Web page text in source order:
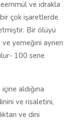
ve idrakla
çok işaretlerde
Bir ölüyü
yemeğini aynen
100 sene
aldığına
ve risaletini,
ve dini